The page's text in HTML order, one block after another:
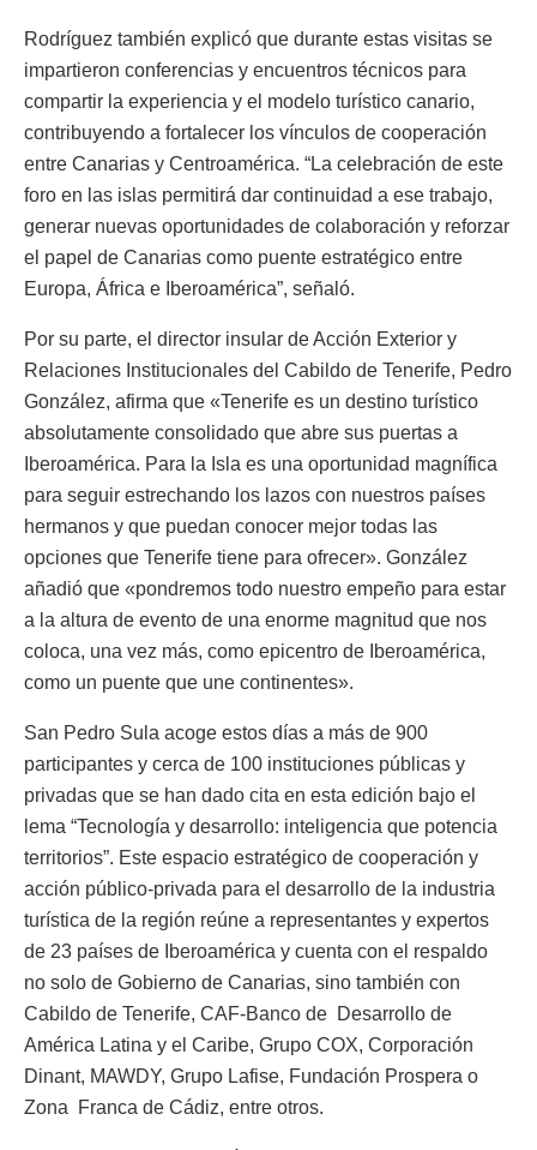
Rodríguez también explicó que durante estas visitas se
impartieron conferencias y encuentros técnicos para
compartir la experiencia y el modelo turístico canario,
contribuyendo a fortalecer los vínculos de cooperación
entre Canarias y Centroamérica. “La celebración de este
foro en las islas permitirá dar continuidad a ese trabajo,
generar nuevas oportunidades de colaboración y reforzar
el papel de Canarias como puente estratégico entre
Europa, África e Iberoamérica”, señaló.
Por su parte, el director insular de Acción Exterior y
Relaciones Institucionales del Cabildo de Tenerife, Pedro
González, afirma que «Tenerife es un destino turístico
absolutamente consolidado que abre sus puertas a
Iberoamérica. Para la Isla es una oportunidad magnífica
para seguir estrechando los lazos con nuestros países
hermanos y que puedan conocer mejor todas las
opciones que Tenerife tiene para ofrecer». González
añadió que «pondremos todo nuestro empeño para estar
a la altura de evento de una enorme magnitud que nos
coloca, una vez más, como epicentro de Iberoamérica,
como un puente que une continentes».
San Pedro Sula acoge estos días a más de 900
participantes y cerca de 100 instituciones públicas y
privadas que se han dado cita en esta edición bajo el
lema “Tecnología y desarrollo: inteligencia que potencia
territorios”. Este espacio estratégico de cooperación y
acción público-privada para el desarrollo de la industria
turística de la región reúne a representantes y expertos
de 23 países de Iberoamérica y cuenta con el respaldo
no solo de Gobierno de Canarias, sino también con
Cabildo de Tenerife, CAF-Banco de Desarrollo de
América Latina y el Caribe, Grupo COX, Corporación
Dinant, MAWDY, Grupo Lafise, Fundación Prospera o
Zona Franca de Cádiz, entre otros.